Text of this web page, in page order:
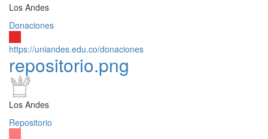
Los Andes
Donaciones
https://uniandes.edu.co/donaciones
repositorio.png
Los Andes
Repositorio